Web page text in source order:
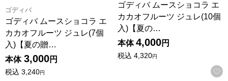
ゴディバ
ゴディバ ムースショコラ エ
カカオフルーツ ジュレ(7個
入)【夏の贈…
本体 3,000円
税込 3,240円
ゴディバ ムースショコラ エ
カカオフルーツ ジュレ(10個
入)【夏の…
本体 4,000円
税込 4,320円